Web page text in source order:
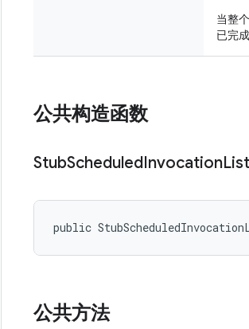
当整
已完
公共构造函数
StubScheduledInvocation
public
公共方法